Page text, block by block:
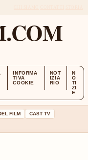
INFORMA
TIVA
COOKIE
NOT
IZIA
RIO
N
O
TI
ZI
E
FILM
CAST TV